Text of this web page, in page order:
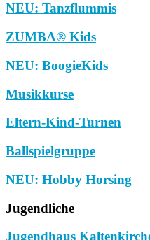
NEU: Tanzflummis
ZUMBA® Kids
NEU: BoogieKids
Musikkurse
Eltern-Kind-Turnen
Ballspielgruppe
NEU: Hobby Horsing
Jugendliche
Jugendhaus